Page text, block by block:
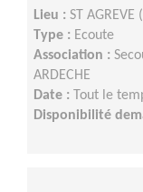
Lieu : ST AGREVE
Type : Ecoute
Association :
ARDECHE
Date :
Tout le
Disponibilité